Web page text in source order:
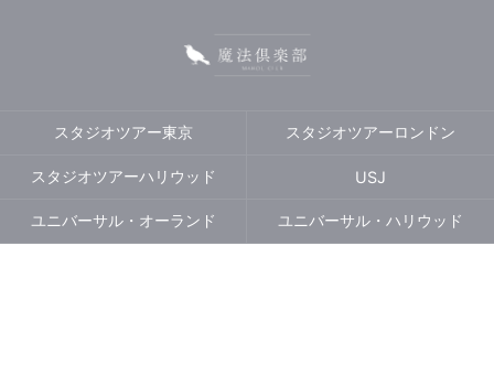
スタジオツアー東京 スタジオツアーロンドン
スタジオツアーハリウッド USJ
ユニバーサル・オーランド ユニバーサル・ハリウッド